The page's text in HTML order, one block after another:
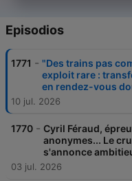
Episodios
1771 - "Des trains pas
exploit rare :
en rendez-vous
10 jul. 2026
1770 - Cyril Féraud,
anonymes... Le
s'annonce
03 jul. 2026